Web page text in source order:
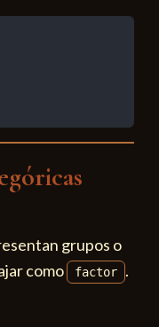
grupos o
como
factor .